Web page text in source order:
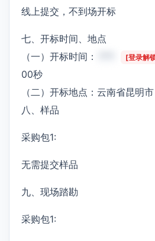
线上提交，不到场开标
七、开标时间、地点
（一）开标时间：
[登录解
00秒
（二）开标地点：云南省昆明市
八、样品
采购包1:
无需提交样品
九、现场踏勘
采购包1: